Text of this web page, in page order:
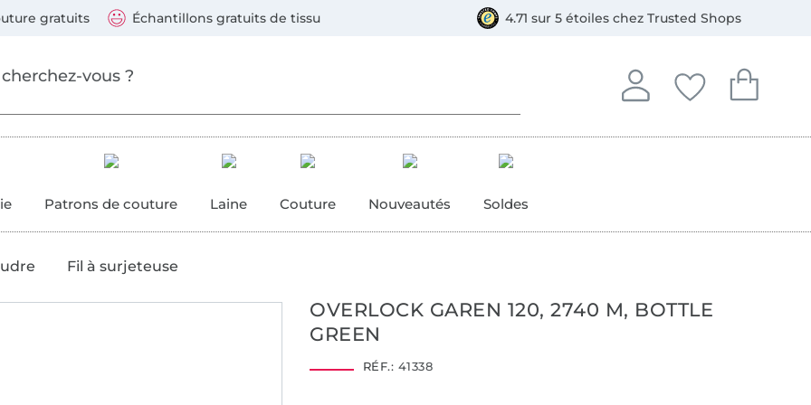
gratuits Échantillons gratuits de tissu 4.71 sur 5 étoiles chez Trusted Shops
Se connecter
Se connecter à votre
Mes favoris
Vous avez
Mon
Vous avez
Patrons de couture Laine Couture Nouveautés Soldes
Fil à surjeteuse
OVERLOCK GAREN 120, 2740 M, BOTTLE
GREEN
RÉF.: 41338
suivants : Visa, Mastercard, Carte bleue, PayPal, Virement, Bancontact